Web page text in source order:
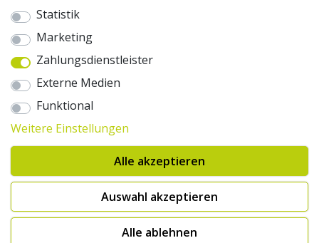
WIR VERSENDEN MIT
AUSZEICHNUNGEN & SICHERHEIT
© 2026 pentagonsports.de
Pentagon Sports GmbH & Co. KG
Daten­schutz­erklärung
Hinweise zur Batterieentsorgung
Cookie-Einstellungen ändern
Erklärung zur Barrierefreiheit
* Alle Preise inkl. gesetzlicher Mehrwertsteuer zuzüglich Versandkosten. Die
durchgestrichenen Preise entsprechen der UVP des Herstellers. 1nur bei
Hinweis:("Innerhalb von 24h versandfertig" oder "Sofort verfügbar") |
2Versandkostenfrei nach Deutschland ab € 100,- Bestellwert.
Statistik
Marketing
Zahlungsdienstleister
Externe Medien
Funktional
Weitere Einstellungen
Alle akzeptieren
Auswahl akzeptieren
Alle ablehnen